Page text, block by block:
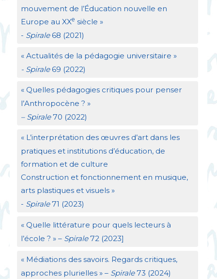
mouvement de l’Éducation nouvelle en
Europe au XXe siècle »
- Spirale68 (2021)
« Actualités de la pédagogie universitaire »
- Spirale69 (2022)
« Quelles pédagogies critiques pour penser
l’Anthropocène ? »
– Spirale70 (2022)
« L’interprétation des œuvres d’art dans les
pratiques et institutions d’éducation, de
formation et de culture
Construction et fonctionnement en musique,
arts plastiques et visuels »
- Spirale71 (2023)
« Quelle littérature pour quels lecteurs à
l’école ? » – Spirale72 (2023]
« Médiations des savoirs. Regards critiques,
approches plurielles » – Spirale73 (2024)